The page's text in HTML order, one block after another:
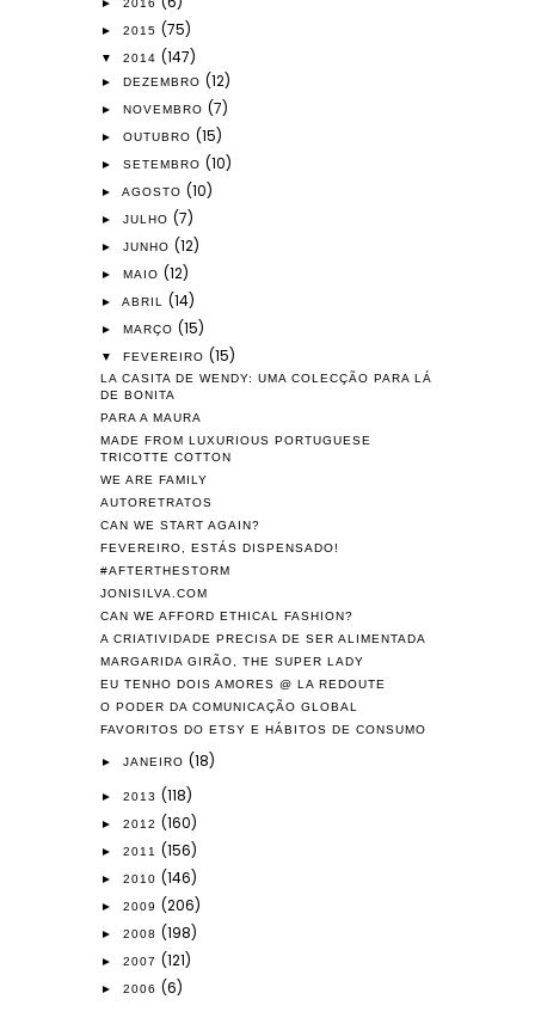
► 2016
► 2015 (75)
▼ 2014 (147)
► DEZEMBRO (12)
► NOVEMBRO (7)
► OUTUBRO (15)
► SETEMBRO (10)
► AGOSTO (10)
► JULHO (7)
► JUNHO (12)
► MAIO (12)
► ABRIL (14)
► MARÇO (15)
▼ FEVEREIRO (15)
LA CASITA DE WENDY: UMA COLECÇÃO PARA LÁ
DE BONITA
PARA A MAURA
MADE FROM LUXURIOUS PORTUGUESE
TRICOTTE COTTON
WE ARE FAMILY
AUTORETRATOS
CAN WE START AGAIN?
FEVEREIRO, ESTÁS DISPENSADO!
#AFTERTHESTORM
JONISILVA.COM
CAN WE AFFORD ETHICAL FASHION?
A CRIATIVIDADE PRECISA DE SER ALIMENTADA
MARGARIDA GIRÃO, THE SUPER LADY
EU TENHO DOIS AMORES @ LA REDOUTE
O PODER DA COMUNICAÇÃO GLOBAL
FAVORITOS DO ETSY E HÁBITOS DE CONSUMO
► JANEIRO (18)
► 2013 (118)
► 2012 (160)
► 2011 (156)
► 2010 (146)
► 2009 (206)
► 2008 (198)
► 2007 (121)
► 2006 (6)